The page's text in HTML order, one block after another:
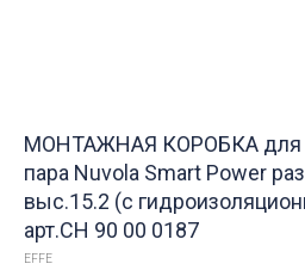
МОНТАЖНАЯ КОРОБКА для
пара Nuvola Smart Power
выс.15.2 (с
арт.CH 90 00 0187
EFFE